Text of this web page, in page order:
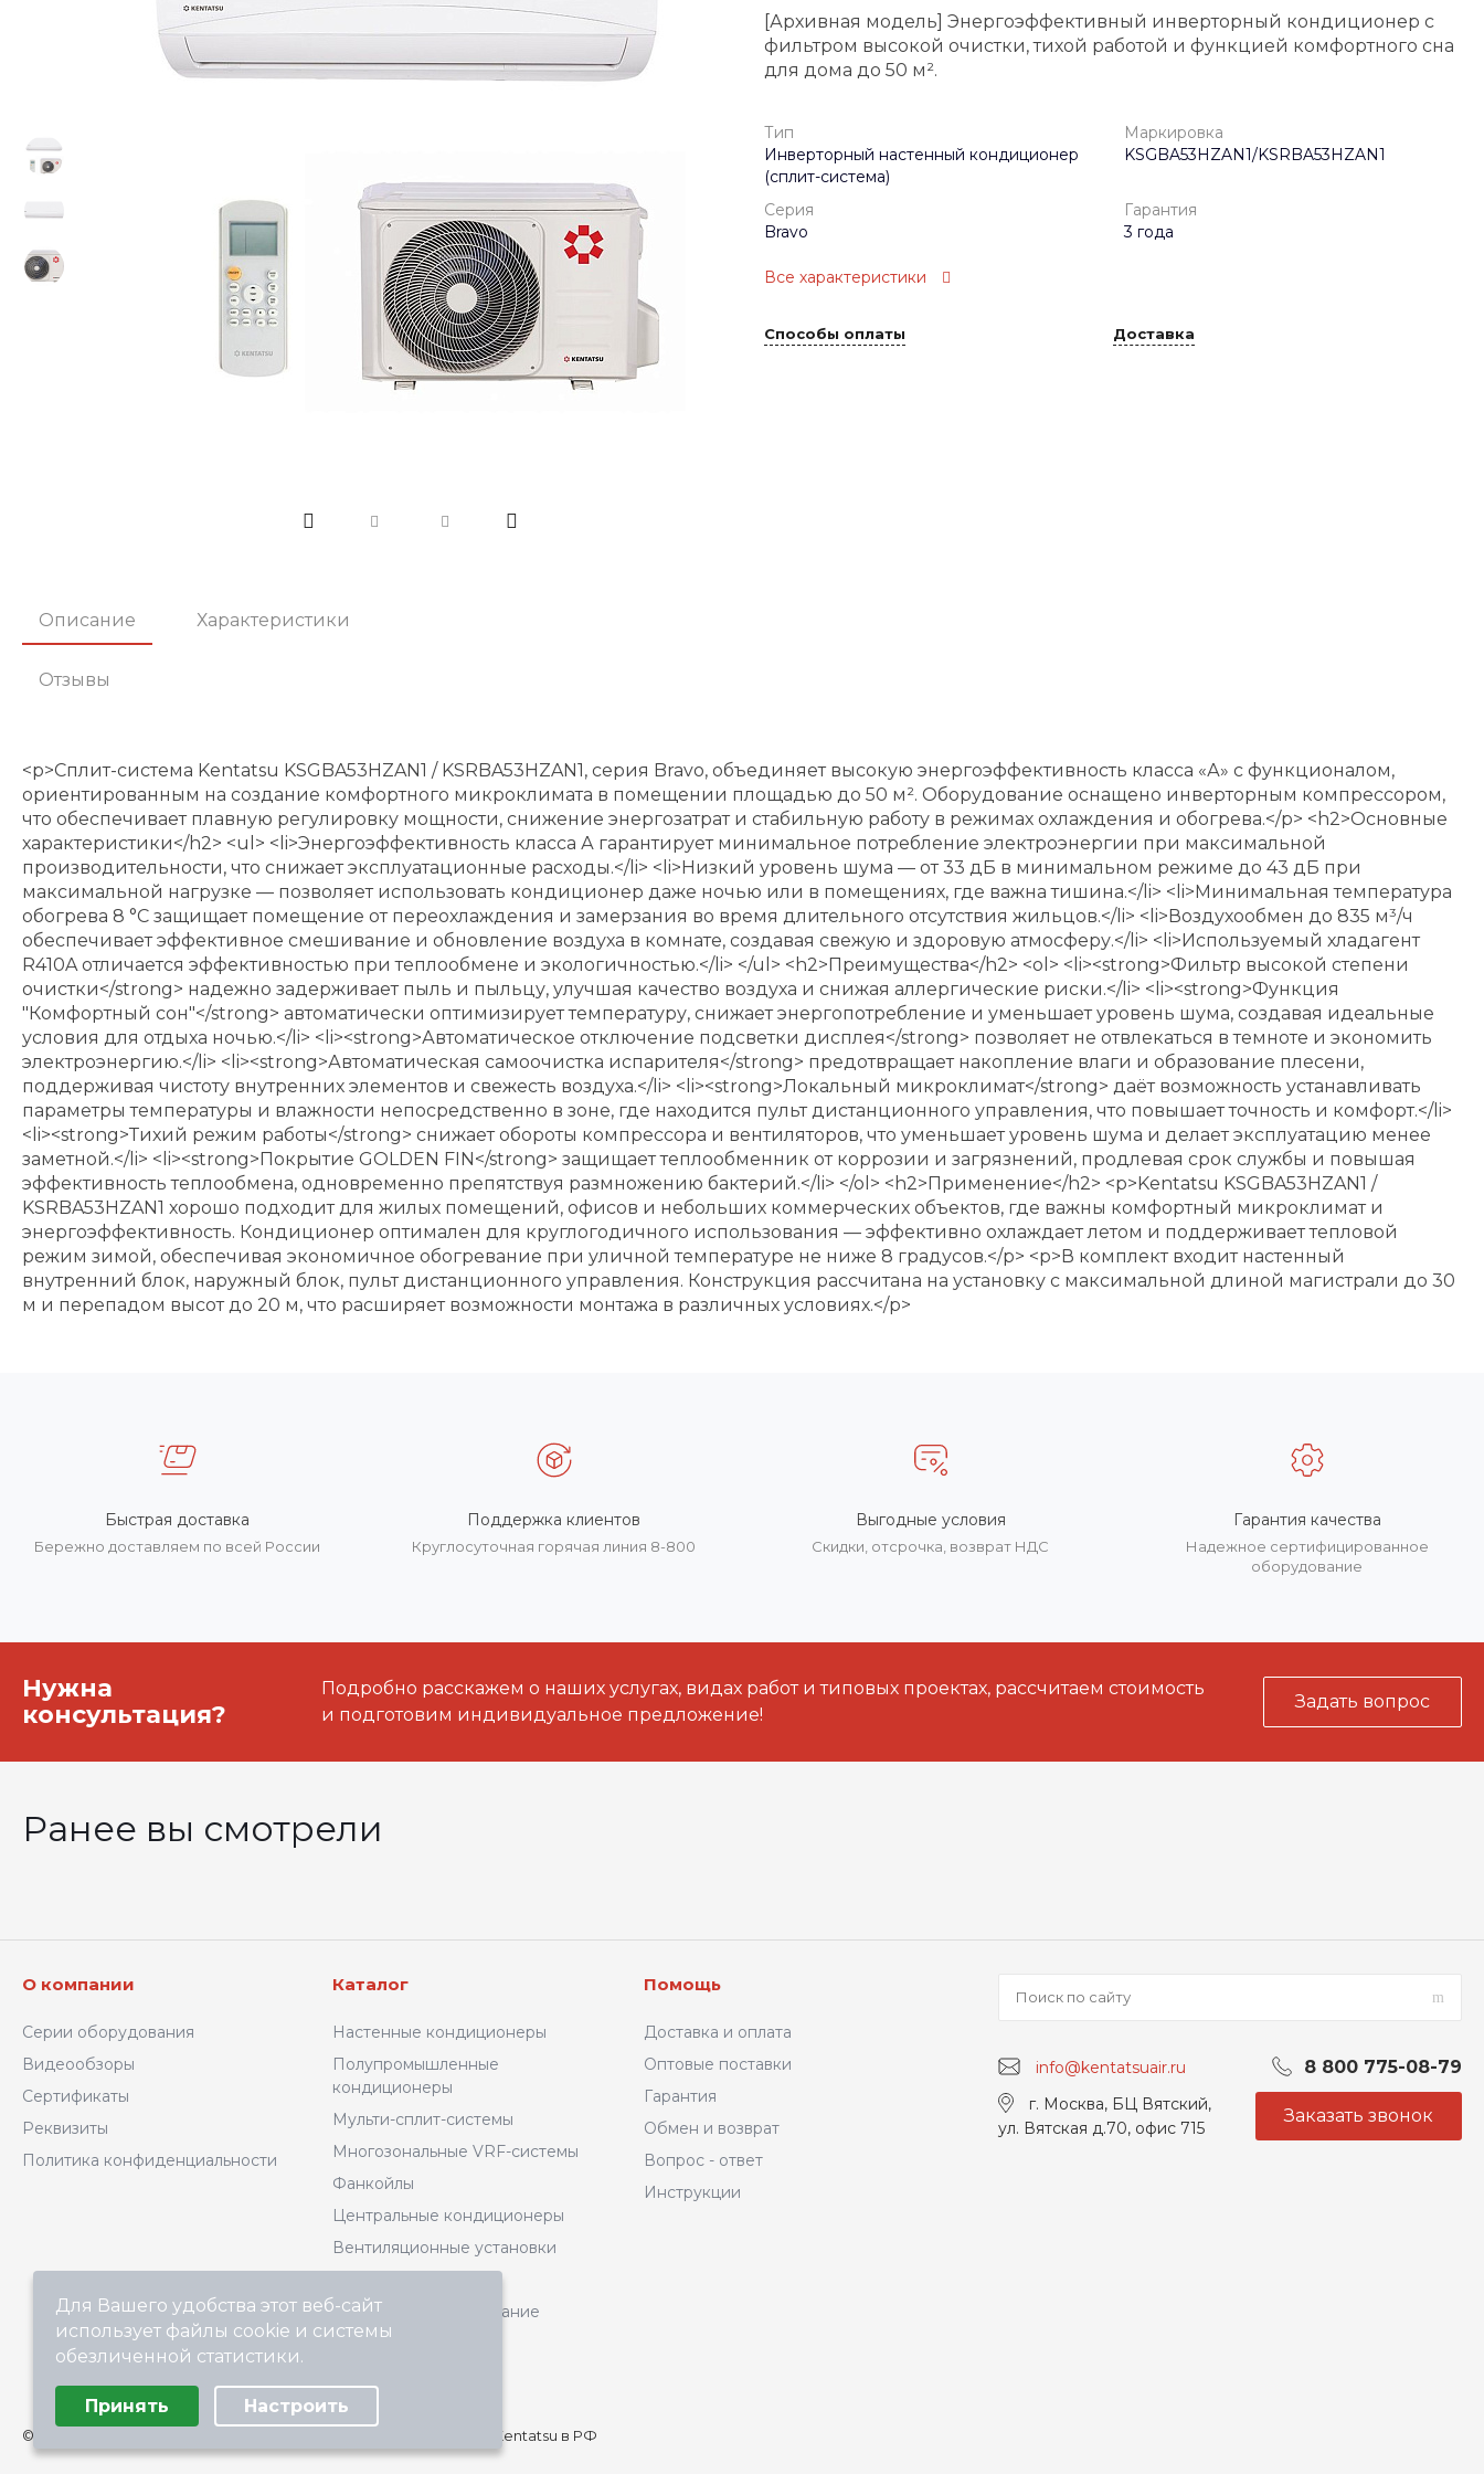
[Архивная модель] Энергоэффективный инверторный кондиционер с
фильтром высокой очистки, тихой работой и функцией комфортного сна
для дома до 50 м².
Тип
Инверторный настенный кондиционер
(сплит-система)
Маркировка
KSGBA53HZAN1/KSRBA53HZAN1
Серия
Bravo
Гарантия
3 года
Все характеристики
Способы оплаты Доставка
Описание Характеристики
Отзывы
<p>Сплит-система Kentatsu KSGBA53HZAN1 / KSRBA53HZAN1, серия Bravo, объединяет высокую энергоэффективность класса «А» с функционалом,
ориентированным на создание комфортного микроклимата в помещении площадью до 50 м². Оборудование оснащено инверторным компрессором,
что обеспечивает плавную регулировку мощности, снижение энергозатрат и стабильную работу в режимах охлаждения и обогрева.</p> <h2>Основные
характеристики</h2> <ul> <li>Энергоэффективность класса А гарантирует минимальное потребление электроэнергии при максимальной
производительности, что снижает эксплуатационные расходы.</li> <li>Низкий уровень шума — от 33 дБ в минимальном режиме до 43 дБ при
максимальной нагрузке — позволяет использовать кондиционер даже ночью или в помещениях, где важна тишина.</li> <li>Минимальная температура
обогрева 8 °C защищает помещение от переохлаждения и замерзания во время длительного отсутствия жильцов.</li> <li>Воздухообмен до 835 м³/ч
обеспечивает эффективное смешивание и обновление воздуха в комнате, создавая свежую и здоровую атмосферу.</li> <li>Используемый хладагент
R410A отличается эффективностью при теплообмене и экологичностью.</li> </ul> <h2>Преимущества</h2> <ol> <li><strong>Фильтр высокой степени
очистки</strong> надежно задерживает пыль и пыльцу, улучшая качество воздуха и снижая аллергические риски.</li> <li><strong>Функция
"Комфортный сон"</strong> автоматически оптимизирует температуру, снижает энергопотребление и уменьшает уровень шума, создавая идеальные
условия для отдыха ночью.</li> <li><strong>Автоматическое отключение подсветки дисплея</strong> позволяет не отвлекаться в темноте и экономить
электроэнергию.</li> <li><strong>Автоматическая самоочистка испарителя</strong> предотвращает накопление влаги и образование плесени,
поддерживая чистоту внутренних элементов и свежесть воздуха.</li> <li><strong>Локальный микроклимат</strong> даёт возможность устанавливать
параметры температуры и влажности непосредственно в зоне, где находится пульт дистанционного управления, что повышает точность и комфорт.</li>
<li><strong>Тихий режим работы</strong> снижает обороты компрессора и вентиляторов, что уменьшает уровень шума и делает эксплуатацию менее
заметной.</li> <li><strong>Покрытие GOLDEN FIN</strong> защищает теплообменник от коррозии и загрязнений, продлевая срок службы и повышая
эффективность теплообмена, одновременно препятствуя размножению бактерий.</li> </ol> <h2>Применение</h2> <p>Kentatsu KSGBA53HZAN1 /
KSRBA53HZAN1 хорошо подходит для жилых помещений, офисов и небольших коммерческих объектов, где важны комфортный микроклимат и
энергоэффективность. Кондиционер оптимален для круглогодичного использования — эффективно охлаждает летом и поддерживает тепловой
режим зимой, обеспечивая экономичное обогревание при уличной температуре не ниже 8 градусов.</p> <p>В комплект входит настенный
внутренний блок, наружный блок, пульт дистанционного управления. Конструкция рассчитана на установку с максимальной длиной магистрали до 30
м и перепадом высот до 20 м, что расширяет возможности монтажа в различных условиях.</p>
Быстрая доставка
Бережно доставляем по всей России
Поддержка клиентов
Круглосуточная горячая линия 8-800
Выгодные условия
Скидки, отсрочка, возврат НДС
Гарантия качества
Надежное сертифицированное
оборудование
Нужна
консультация?
Подробно расскажем о наших услугах, видах работ и типовых проектах, рассчитаем стоимость
и подготовим индивидуальное предложение!
Задать вопрос
Ранее вы смотрели
О компании
Серии оборудования
Видеообзоры
Сертификаты
Реквизиты
Политика конфиденциальности
Каталог
Настенные кондиционеры
Полупромышленные
кондиционеры
Мульти-сплит-системы
Многозональные VRF-системы
Фанкойлы
Центральные кондиционеры
Вентиляционные установки
Котельное оборудование
Архив моделей
Помощь
Доставка и оплата
Оптовые поставки
Гарантия
Обмен и возврат
Вопрос - ответ
Инструкции
info@kentatsuair.ru 8 800 775-08-79
г. Москва, БЦ Вятский,
ул. Вятская д.70, офис 715
Заказать звонок
© ООО «ТЕХНОКЛИМАТ ИНЖИНИРИНГ», официальный дилер Kentatsu в РФ
Для Вашего удобства этот веб-сайт
использует файлы cookie и системы
обезличенной статистики.
Минимальные Аналитические/Функциональные
Принять Настроить